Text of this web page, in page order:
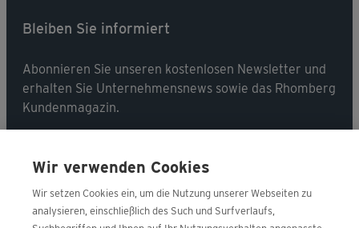
Bleiben Sie informiert
Abonnieren Sie unseren kostenlosen Newsletter und
erhalten Sie Unternehmensnews sowie das Rhomberg
Kundenmagazin.
Jetzt abonnieren
Wir verwenden Cookies
Wir setzen Cookies ein, um die Nutzung unserer Webseiten zu
analysieren, einschließlich des Such und Surfverlaufs,